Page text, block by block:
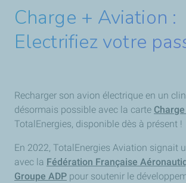
Charge + Aviation :
Electrifiez votre
Recharger son avion électrique en un clin
désormais possible avec la carte
TotalEnergies, disponible dès à présent !
En 2022, TotalEnergies Aviation signait
avec la Fédération Française
Groupe ADP pour soutenir le